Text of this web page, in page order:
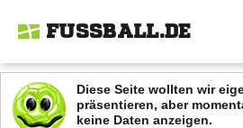
FUSSBALL.DE
Diese Seite wollten wir
präsentieren, aber
keine Daten anzeigen.